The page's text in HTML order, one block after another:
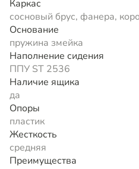
Каркас
сосновый брус, фанера,
Основание
пружина змейка
Наполнение сидения
ППУ ST 2536
Наличие ящика
да
Опоры
пластик
Жесткость
средняя
Преимущества